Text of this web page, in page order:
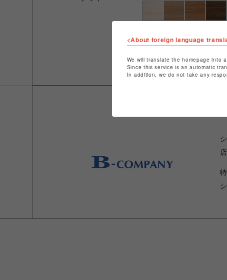
<About foreign language
We will translate the homepage into
Since this service is an automatic
In addition, we do not take any